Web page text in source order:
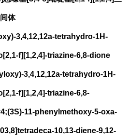
体
3,4,12,12a-tetrahydro-1H-
f][1,2,4]-triazine-6,8-dione
3,4,12,12a-tetrahydro-1H-
f][1,2,4]-triazine-6,8-
11-phenylmethoxy-5-oxa-
10,13-diene-9,12-